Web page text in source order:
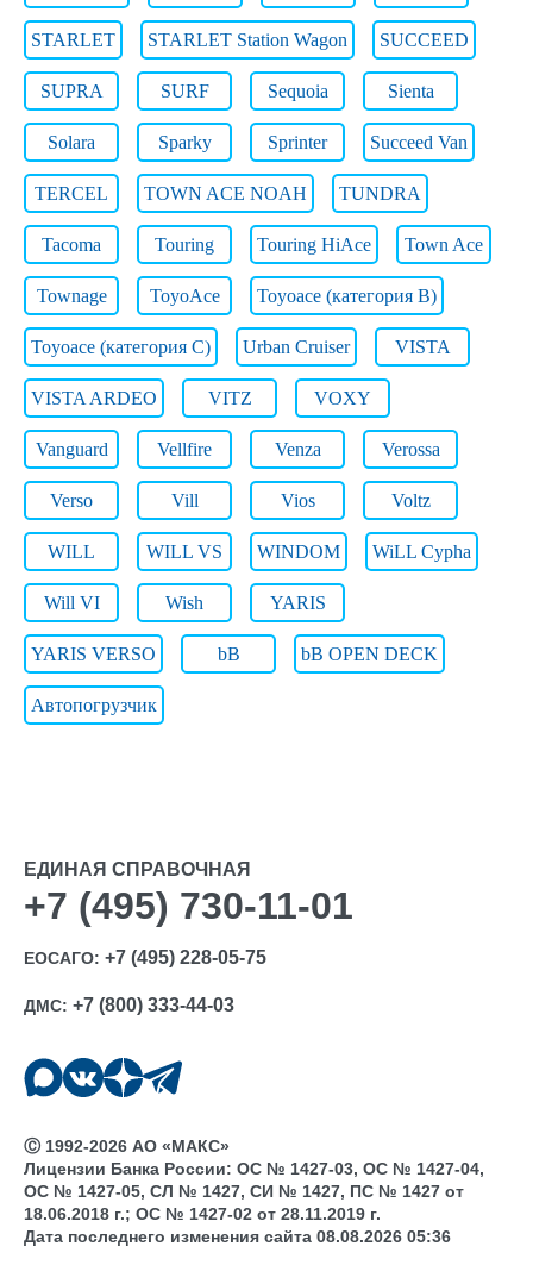
STARLET STARLET Station Wagon SUCCEED
SUPRA SURF Sequoia Sienta
Solara Sparky Sprinter Succeed Van
TERCEL TOWN ACE NOAH TUNDRA
Tacoma Touring Touring HiAce Town Ace
Townage ToyoAce Toyoace (категория B)
Toyoace (категория C) Urban Cruiser VISTA
VISTA ARDEO VITZ VOXY
Vanguard Vellfire Venza Verossa
Verso Vill Vios Voltz
WILL WILL VS WINDOM WiLL Cypha
Will VI Wish YARIS
YARIS VERSO bB bB OPEN DECK
Автопогрузчик
ЕДИНАЯ СПРАВОЧНАЯ
+7 (495) 730-11-01
ЕОСАГО: +7 (495) 228-05-75
ДМС: +7 (800) 333-44-03
Ⓒ 1992-2026 АО «МАКС»
Лицензии Банка России: ОС № 1427-03, ОС № 1427-04,
ОС № 1427-05, СЛ № 1427, СИ № 1427, ПС № 1427 от
18.06.2018 г.; ОС № 1427-02 от 28.11.2019 г.
Дата последнего изменения сайта 08.08.2026 05:36